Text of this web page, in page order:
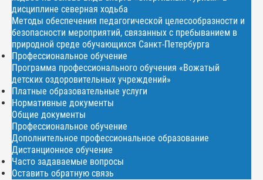
дисциплине северная ходьба
Методы обеспечения педагогической целесообразности и
безопасности мероприятий, связанных с пребыванием в
природной среде обучающихся Санкт-Петербурга
Профессиональное обучение
Программа профессионального обучения «Вожатый
детских оздоровительных учреждений»
Платные образовательные услуги
Нормативные документы
Общие документы
Профессиональное обучение
Дополнительное профессиональное образование
Дистанционное обучение
Часто задаваемые вопросы
Оставить обратную связь